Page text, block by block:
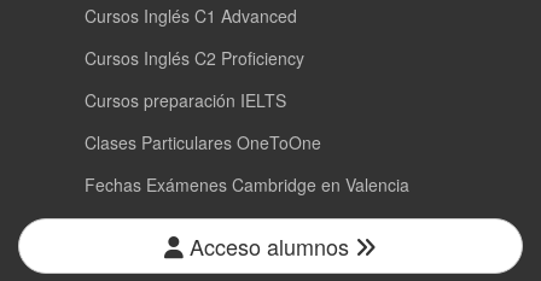
Cursos Inglés C1 Advanced
Cursos Inglés C2 Proficiency
Cursos preparación IELTS
Clases Particulares OneToOne
Fechas Exámenes Cambridge en Valencia
Acceso alumnos